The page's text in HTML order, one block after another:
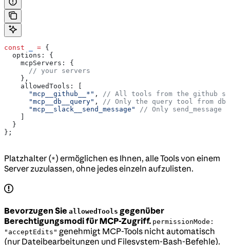
const = {
  options:
{
    mcpServers:
{
      // your servers
    },
    allowedTools:
[
      "mcp__github__*"
,
// All tools from the github
      "mcp__db__query"
,
// Only the query tool from db
      "mcp__slack__send_message"
// Only send_message
    ]
  }
};
Platzhalter (*) ermöglichen es Ihnen, alle Tools von einem
Server zuzulassen, ohne jedes einzeln aufzulisten.
Bevorzugen Sie allowedTools gegenüber
Berechtigungsmodi für MCP-Zugriff. permissionMode:
"acceptEdits" genehmigt MCP-Tools nicht automatisch
(nur Dateibearbeitungen und Filesystem-Bash-Befehle).